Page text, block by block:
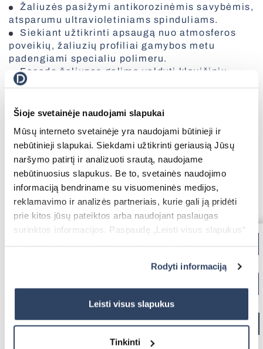
Šioje svetainėje naudojami slapukai
Mūsų interneto svetainėje yra naudojami būtinieji ir
nebūtinieji slapukai. Siekdami užtikrinti geriausią Jūsų
naršymo patirtį ir analizuoti srautą, naudojame
nebūtinuosius slapukus. Be to, svetainės naudojimo
informaciją bendriname su visuomeninės medijos,
reklamavimo ir analizės partneriais, kurie gali ją pridėti
prie kitos jūsų pateiktos arba naudojant paslaugas
surinktos informacijos. Paspaudę „Leisti visus slapukus“
paspauskite mygtuką „Rodyti informaciją“ šioje juostoje.
Daugiau informacijos rasite UAB „Dextera“ Slapukų
Rodyti informaciją
Leisti visus slapukus
Tinkinti
Visi roletai
Vertikalios žaliuzės
Apsauginės žaliuzės
Priešgaisriniai vartai
Žaliuzės pasižymi antikorozinėmis savybėmis,
atsparumu ultravioletiniams spinduliams.
Siekiant užtikrinti apsaugą nuo atmosferos
poveikių, žaliuzių profiliai gamybos metu
padengiami specialiu polimeru.
Fasado žaliuzes galima valdyti klavišiniu
jungikliu, elektros varikliu su nuotolinio valdymo
bendrą “Išmanaus namo” sistemą.
Kreipkitės jau šiandien ir gaukite asmeninį
kainos pasiūlymą!
📞Skambinkite (I-V 8:00-18:00):0 800 00013
📧 Užsisakykite el. paštu:
✍🏻 Registruokitės nemokamam matavimui:
PRIVALUMAI